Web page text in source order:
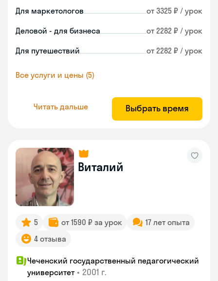
Для маркетологов от 3325 ₽ / урок
Деловой - для бизнеса от 2282 ₽ / урок
Для путешествий от 2282 ₽ / урок
Все услуги и цены (5)
Читать дальше Выбрать время
Виталий
5 от 1590 ₽ за урок
17 лет опыта
4 отзыва
Чеченский государственный педагогический
университет • 2001 г.